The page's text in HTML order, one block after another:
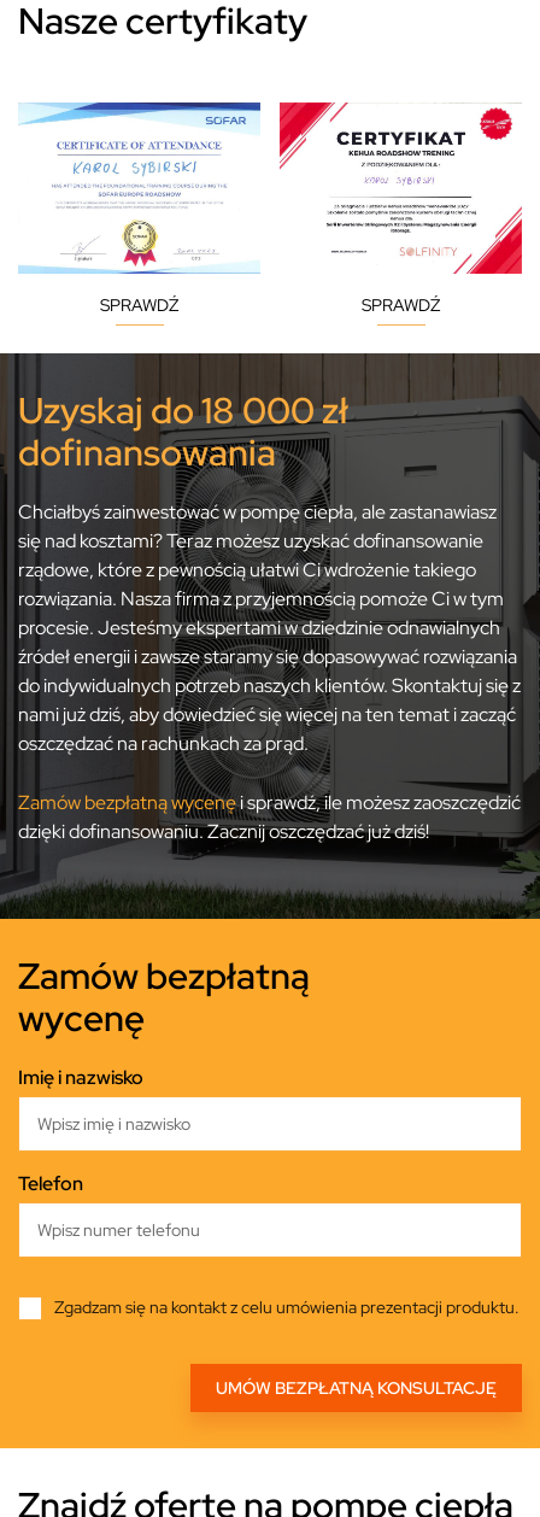
Nasze certyfikaty
SPRAWDŹ SPRAWDŹ
Uzyskaj do 18 000 zł
dofinansowania
Chciałbyś zainwestować w pompę ciepła, ale zastanawiasz
się nad kosztami? Teraz możesz uzyskać dofinansowanie
rządowe, które z pewnością ułatwi Ci wdrożenie takiego
rozwiązania. Nasza firma z przyjemnością pomoże Ci w tym
procesie. Jesteśmy ekspertami w dziedzinie odnawialnych
źródeł energii i zawsze staramy się dopasowywać rozwiązania
do indywidualnych potrzeb naszych klientów. Skontaktuj się z
nami już dziś, aby dowiedzieć się więcej na ten temat i zacząć
oszczędzać na rachunkach za prąd.
Zamów bezpłatną wycenęi sprawdź, ile możesz zaoszczędzić
dzięki dofinansowaniu. Zacznij oszczędzać już dziś!
Zamów bezpłatną
wycenę
Imię i nazwisko
Telefon
Zgadzam się na kontakt z celu umówienia prezentacji produktu.
Znajdź ofertę na pompę ciepła